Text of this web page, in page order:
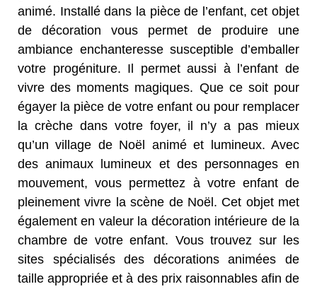
animé. Installé dans la pièce de l’enfant, cet objet
de décoration vous permet de produire une
ambiance enchanteresse susceptible d’emballer
votre progéniture. Il permet aussi à l’enfant de
vivre des moments magiques. Que ce soit pour
égayer la pièce de votre enfant ou pour remplacer
la crèche dans votre foyer, il n’y a pas mieux
qu’un village de Noël animé et lumineux. Avec
des animaux lumineux et des personnages en
mouvement, vous permettez à votre enfant de
pleinement vivre la scène de Noël. Cet objet met
également en valeur la décoration intérieure de la
chambre de votre enfant. Vous trouvez sur les
sites spécialisés des décorations animées de
taille appropriée et à des prix raisonnables afin de